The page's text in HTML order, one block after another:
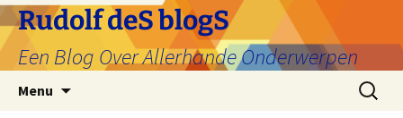
Ga
naar
de
inhoud
Rudolf deS blogS
Een Blog Over Allerhande Onderwerpen
Menu
Zoeken
naar: